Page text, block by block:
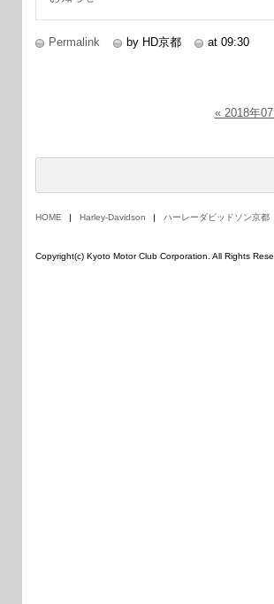
Permalink by HD京都 at 09:30
« 2018年07
HOME Harley-Davidson ハーレーダビッドソン京都
Copyright(c) Kyoto Motor Club Corporation. All Rights